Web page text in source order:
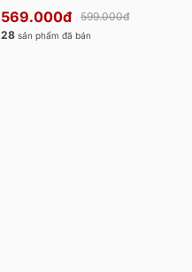
569.000đ
599.000đ
28 sản phẩm đã bán